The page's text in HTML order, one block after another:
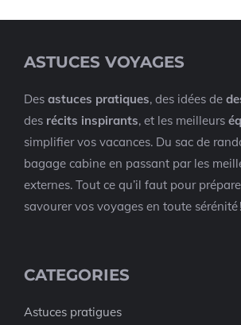
ASTUCES VOYAGES
Des astuces pratiques, des idées de
des récits inspirants, et les meilleurs
simplifier vos vacances. Du sac de
bagage cabine en passant par les
externes. Tout ce qu’il faut pour
savourer vos voyages en toute sérénité !
CATEGORIES
Astuces pratigues